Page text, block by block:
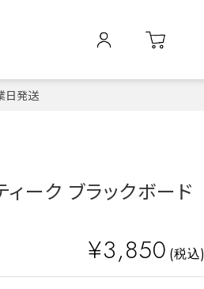
発送
ィーク ブラックボード
¥3,850 (税込)